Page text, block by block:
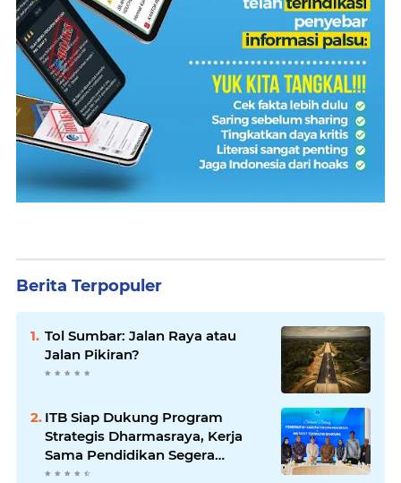
Berita Terpopuler
Tol Sumbar: Jalan Raya atau
Jalan Pikiran?
ITB Siap Dukung Program
Strategis Dharmasraya, Kerja
Sama Pendidikan Segera
Difinalkan